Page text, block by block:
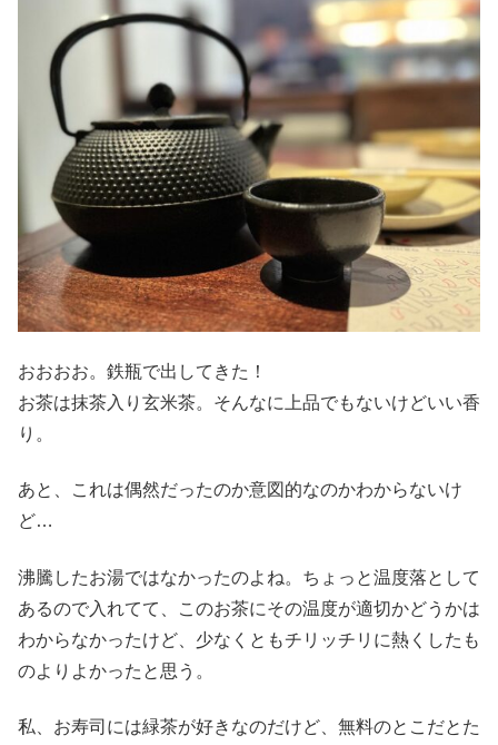
おおおお。鉄瓶で出してきた！
お茶は抹茶入り玄米茶。そんなに上品でもないけどいい香
り。
あと、これは偶然だったのか意図的なのかわからないけ
ど…
沸騰したお湯ではなかったのよね。ちょっと温度落として
あるので入れてて、このお茶にその温度が適切かどうかは
わからなかったけど、少なくともチリッチリに熱くしたも
のよりよかったと思う。
私、お寿司には緑茶が好きなのだけど、無料のとこだとた